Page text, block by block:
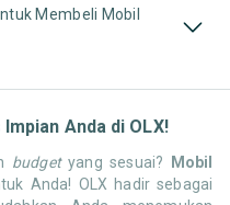
Membeli Mobil
Anda di OLX!
budgetyang sesuai? Mobil
Anda! OLX hadir sebagai